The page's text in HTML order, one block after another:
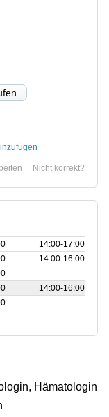
Nicht korrekt?
14:00‑17:00
14:00‑16:00
14:00‑16:00
Hämatologin